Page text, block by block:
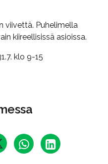
viivettä. Puhelimella
kiireellisissä asioissa.
klo 9-15